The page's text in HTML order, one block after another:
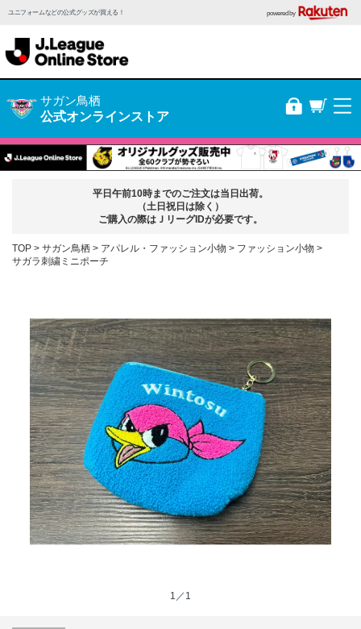
ユニフォームなどの公式グッズが買える！ powered by
サガン鳥栖
公式オンラインストア
平日午前10時までのご注文は当日出荷。
（土日祝日は除く）
ご購入の際はＪリーグIDが必要です。
TOP サガン鳥栖 アパレル・ファッション小物
ファッション小物
サガラ刺繍ミニポーチ
1／1